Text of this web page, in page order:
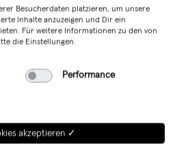
Besucherdaten platzieren, um unsere
Inhalte anzuzeigen und Dir ein
Für weitere Informationen zu den von
die Einstellungen.
Performance
akzeptieren ✓